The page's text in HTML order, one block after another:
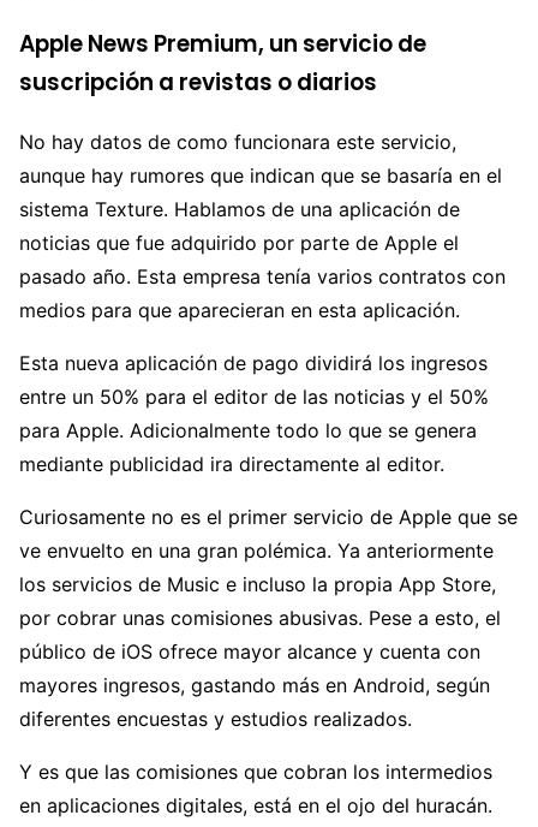
Apple News Premium, un servicio de
suscripción a revistas o diarios
No hay datos de como funcionara este servicio,
aunque hay rumores que indican que se basaría en el
sistema Texture. Hablamos de una aplicación de
noticias que fue adquirido por parte de Apple el
pasado año. Esta empresa tenía varios contratos con
medios para que aparecieran en esta aplicación.
Esta nueva aplicación de pago dividirá los ingresos
entre un 50% para el editor de las noticias y el 50%
para Apple. Adicionalmente todo lo que se genera
mediante publicidad ira directamente al editor.
Curiosamente no es el primer servicio de Apple que se
ve envuelto en una gran polémica. Ya anteriormente
los servicios de Music e incluso la propia App Store,
por cobrar unas comisiones abusivas. Pese a esto, el
público de iOS ofrece mayor alcance y cuenta con
mayores ingresos, gastando más en Android, según
diferentes encuestas y estudios realizados.
Y es que las comisiones que cobran los intermedios
en aplicaciones digitales, está en el ojo del huracán.